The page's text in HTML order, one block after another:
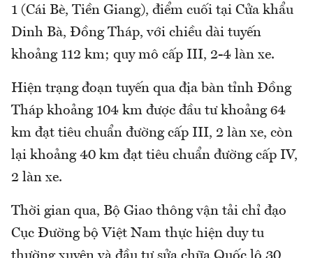
1 (Cái Bè, Tiền Giang), điểm cuối tại Cửa khẩu
Dinh Bà, Đồng Tháp, với chiều dài tuyến
khoảng 112 km; quy mô cấp III, 2-4 làn xe.
Hiện trạng đoạn tuyến qua địa bàn tỉnh Đồng
Tháp khoảng 104 km được đầu tư khoảng 64
km đạt tiêu chuẩn đường cấp III, 2 làn xe, còn
lại khoảng 40 km đạt tiêu chuẩn đường cấp IV,
2 làn xe.
Thời gian qua, Bộ Giao thông vận tải chỉ đạo
Cục Đường bộ Việt Nam thực hiện duy tu